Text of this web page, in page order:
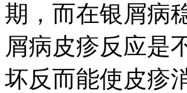
期，而在银屑病
屑病皮疹反应是
坏反而能使皮疹